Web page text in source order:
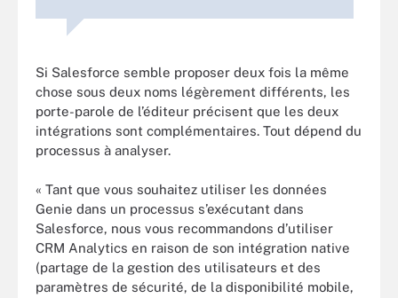
Si Salesforce semble proposer deux fois la même
chose sous deux noms légèrement différents, les
porte-parole de l’éditeur précisent que les deux
intégrations sont complémentaires. Tout dépend du
processus à analyser.
« Tant que vous souhaitez utiliser les données
Genie dans un processus s’exécutant dans
Salesforce, nous vous recommandons d’utiliser
CRM Analytics en raison de son intégration native
(partage de la gestion des utilisateurs et des
paramètres de sécurité, de la disponibilité mobile,